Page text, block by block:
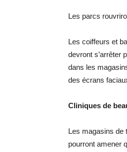
Les parcs
Les coiffeurs et
devront s’arrêter
dans les
des écrans
Cliniques de
Les magasins de
pourront amener